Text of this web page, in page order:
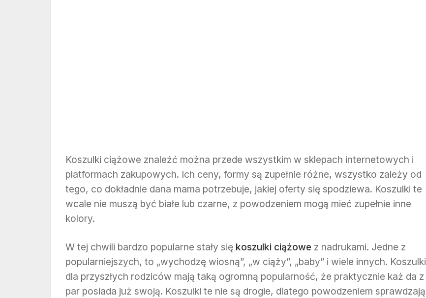
Koszulki ciążowe znaleźć można przede wszystkim w sklepach internetowych i
platformach zakupowych. Ich ceny, formy są zupełnie różne, wszystko zależy od
tego, co dokładnie dana mama potrzebuje, jakiej oferty się spodziewa. Koszulki te
wcale nie muszą być białe lub czarne, z powodzeniem mogą mieć zupełnie inne
kolory.
W tej chwili bardzo popularne stały się koszulki ciążowe z nadrukami. Jedne z
popularniejszych, to „wychodzę wiosną”, „w ciąży”, „baby” i wiele innych. Koszulki
dla przyszłych rodziców mają taką ogromną popularność, że praktycznie każ da z
par posiada już swoją. Koszulki te nie są drogie, dlatego powodzeniem sprawdzają